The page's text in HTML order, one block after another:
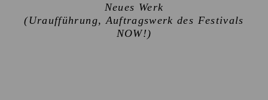
Neues Werk
(Uraufführung, Auftragswerk des Festivals
NOW!)